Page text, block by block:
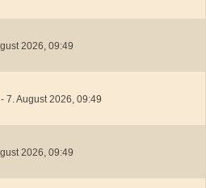
2026, 09:49
- 7. August 2026, 09:49
2026, 09:49